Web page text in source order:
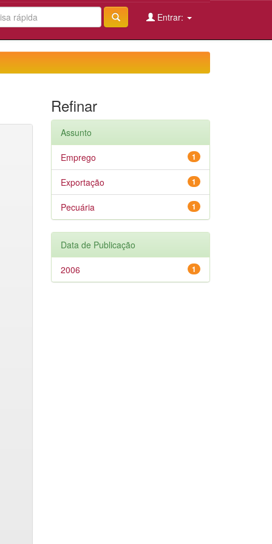
Entrar:
Refinar
Assunto
1
Emprego
1
Exportação
1
Pecuária
Data de Publicação
1
2006